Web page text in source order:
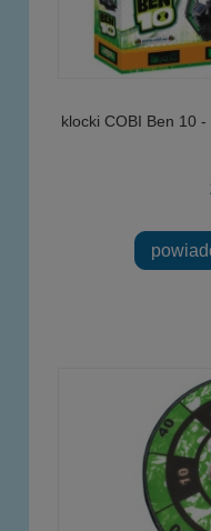
klocki COBI Ben 10